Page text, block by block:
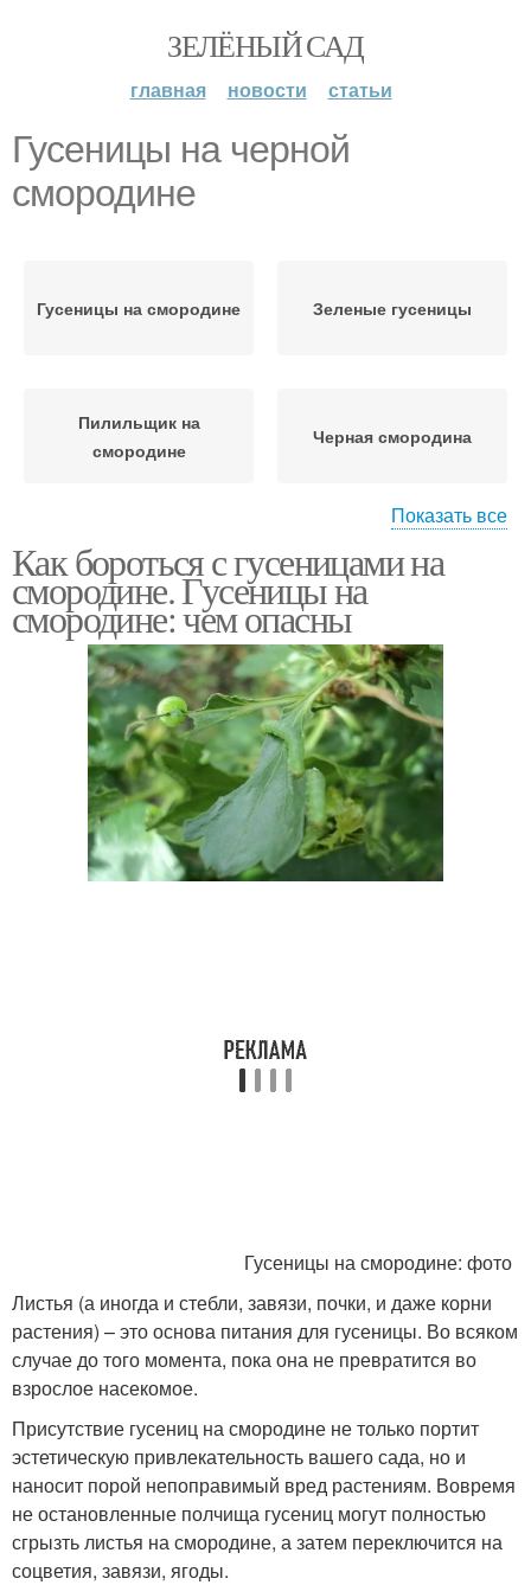
ЗЕЛЁНЫЙ САД
главная новости статьи
Гусеницы на черной
смородине
Гусеницы на смородине Зеленые гусеницы
Пилильщик на
смородине
Черная смородина
Смородины в картинках
крыжовнике
Показать все
Как бороться с гусеницами на
смородине. Гусеницы на
смородине: чем опасны
Гусеницы на смородине: фото
Листья (а иногда и стебли, завязи, почки, и даже корни
растения) – это основа питания для гусеницы. Во всяком
случае до того момента, пока она не превратится во
взрослое насекомое.
Присутствие гусениц на смородине не только портит
эстетическую привлекательность вашего сада, но и
наносит порой непоправимый вред растениям. Вовремя
не остановленные полчища гусениц могут полностью
сгрызть листья на смородине, а затем переключится на
соцветия, завязи, ягоды.